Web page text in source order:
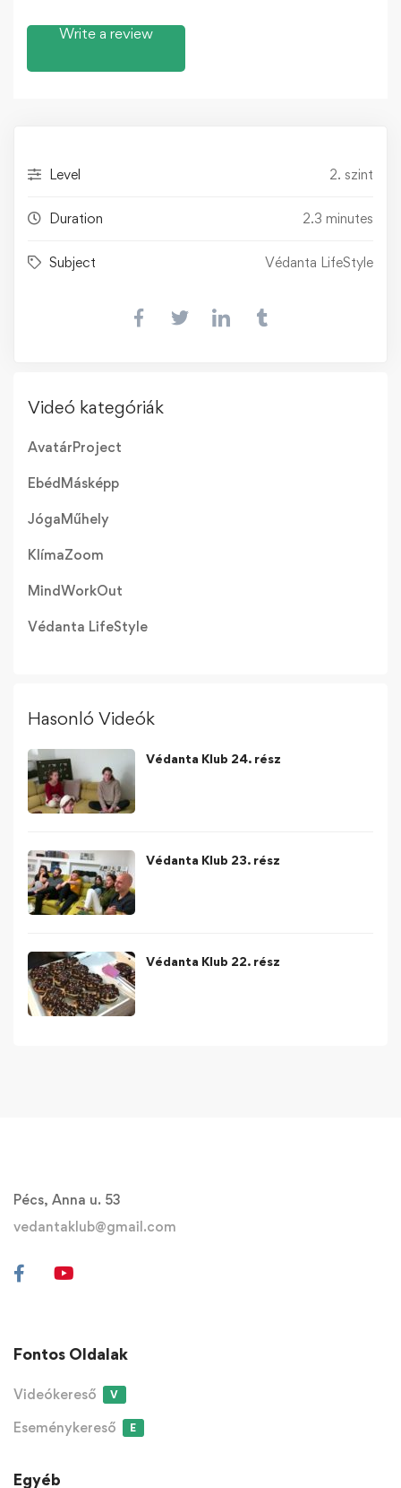
Write a review
Level 2. szint
Duration 2.3 minutes
Subject Védanta LifeStyle
Videó kategóriák
AvatárProject
EbédMásképp
JógaMűhely
KlímaZoom
MindWorkOut
Védanta LifeStyle
Hasonló Videók
Védanta Klub 24. rész
Védanta Klub 23. rész
Védanta Klub 22. rész
Pécs, Anna u. 53
vedantaklub@gmail.com
Fontos Oldalak
Videókereső V
Eseménykereső E
Egyéb